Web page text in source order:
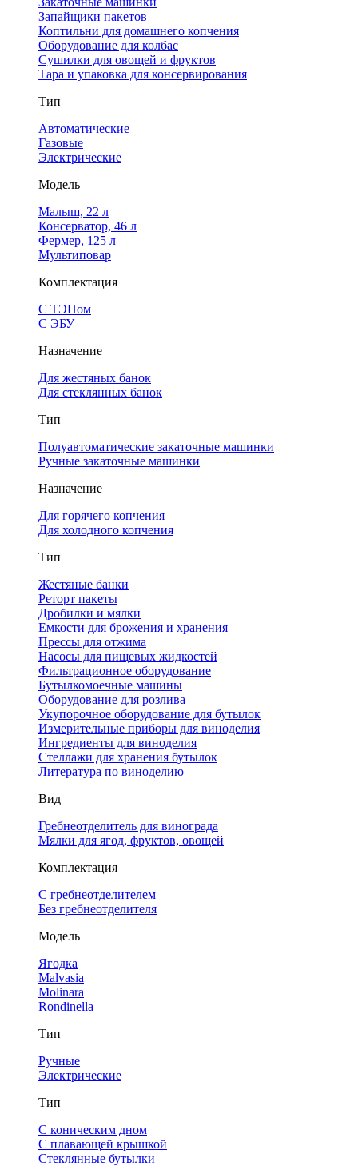
Запайщики пакетов
Коптильни для домашнего копчения
Оборудование для колбас
Сушилки для овощей и фруктов
Тара и упаковка для консервирования
Тип
Автоматические
Газовые
Электрические
Модель
Малыш, 22 л
Консерватор, 46 л
Фермер, 125 л
Мультиповар
Комплектация
С ТЭНом
С ЭБУ
Назначение
Для жестяных банок
Для стеклянных банок
Тип
Полуавтоматические закаточные машинки
Ручные закаточные машинки
Назначение
Для горячего копчения
Для холодного копчения
Тип
Жестяные банки
Реторт пакеты
Дробилки и мялки
Емкости для брожения и хранения
Прессы для отжима
Насосы для пищевых жидкостей
Фильтрационное оборудование
Бутылкомоечные машины
Оборудование для розлива
Укупорочное оборудование для бутылок
Измерительные приборы для виноделия
Ингредиенты для виноделия
Стеллажи для хранения бутылок
Литература по виноделию
Вид
Гребнеотделитель для винограда
Мялки для ягод, фруктов, овощей
Комплектация
С гребнеотделителем
Без гребнеотделителя
Модель
Ягодка
Malvasia
Molinara
Rondinella
Тип
Ручные
Электрические
Тип
С коническим дном
С плавающей крышкой
Стеклянные бутылки